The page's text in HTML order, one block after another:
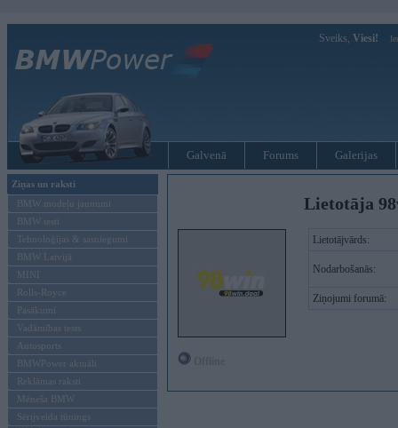
Sveiks, Viesi!
Galvenā Forums Galerijas
Ziņas un raksti
BMW modeļu jaunumi
BMW testi
Tehnoloģijas & sasniegumi
BMW Latvijā
MINI
Rolls-Royce
Pasākumi
Vadāmības tests
Autosports
BMWPower aktuāli
Reklāmas raksti
Mēneša BMW
Sērijveida tūnings
Lietotāja
Lietotājvārds:
Nodarbošanās:
Ziņojumi forumā: